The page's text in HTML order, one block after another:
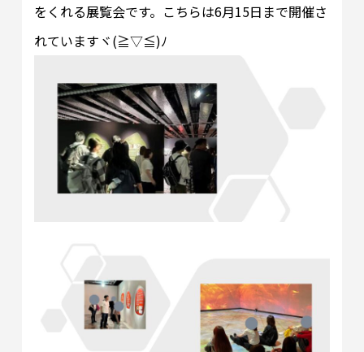
をくれる展覧会です。こちらは6月15日まで開催さ
れていますヾ(≧▽≦)ﾉ